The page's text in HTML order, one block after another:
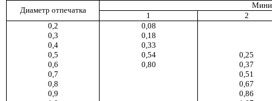
Диаметр отпечатка
1
2
0,2
0,08
0,3
0,18
0,4
0,33
0,5
0,54
0,25
0,6
0,80
0,37
0,7
0,51
0,8
0,67
0,9
0,86